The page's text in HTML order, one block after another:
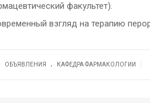
факультет).
взгляд на терапию
ОБЪЯВЛЕНИЯ . КАФЕДРА ФАРМАКOЛОГИИ